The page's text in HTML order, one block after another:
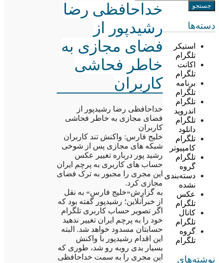
دسته‌ها
استیکر
تلگرام
اکانت
تلگرام
برنامه
تلگرام
تلگرام
اندروید
تلگرام
دانلود
تلگرام
کامپیوتر
تلگرام
گروه
دسته‌بندی
نشده
عکس
تلگرام
کانال
تلگرام
گروه
تلگرام
نوشته‌های
خداحافظی رضا
رشیدپور از
فضای مجازی به
خاطر فحاشی
کاربران
خداحافظی رضا رشیدپور از
فضای مجازی به خاطر فحاشی
کاربران
خلیج فارس: واکنش تند کاربران
شبکه های مجازی پس از شوخی
رشید پور درباره تغییر عکس
حساب های کاربری به پرچم ایران
این مجری را مجبور به ترک فضای
مجازی کرد.
به گزارش«خلیج فارس» به نقل
از خبرآنلاین؛ رشیدپور گفته بود که
اگر تصویر حساب کاربری تلگرام
خود را به پرچم ایران تغییر ندهید
حسابتان مسدود خواهد شد. البته
این اقدام رشیدپور با واکنش
بسیار بدی روبه رو شد، طوری که
این مجری را به سمت خداحافظی